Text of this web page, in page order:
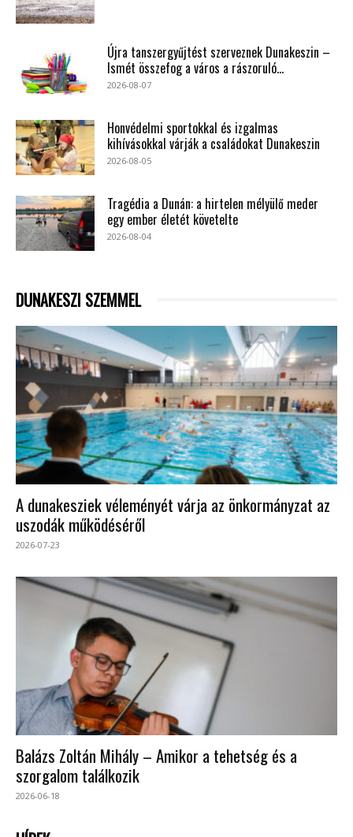
Újra tanszergyűjtést szerveznek Dunakeszin –
Ismét összefog a város a rászoruló...
2026-08-07
Honvédelmi sportokkal és izgalmas
kihívásokkal várják a családokat Dunakeszin
2026-08-05
Tragédia a Dunán: a hirtelen mélyülő meder
egy ember életét követelte
2026-08-04
DUNAKESZI SZEMMEL
A dunakesziek véleményét várja az önkormányzat az
uszodák működéséről
2026-07-23
Balázs Zoltán Mihály – Amikor a tehetség és a
szorgalom találkozik
2026-06-18